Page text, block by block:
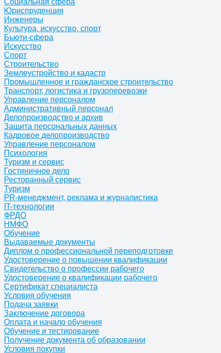
Социальная сфера
Юриспруденция
Инженеры
Культура, искусство, спорт
Бьюти-сфера
Искусство
Спорт
Строительство
Землеустройство и кадастр
Промышленное и гражданское строительство
Транспорт, логистика и грузоперевозки
Управление персоналом
Административный персонал
Делопроизводство и архив
Защита персональных данных
Кадровое делопроизводство
Управление персоналом
Психология
Туризм и сервис
Гостиничное дело
Ресторанный сервис
Туризм
PR-менеджмент, реклама и журналистика
IT-технологии
ФРДО
НМФО
Обучение
Выдаваемые документы
Диплом о профессиональной переподготовке
Удостоверение о повышении квалификации
Свидетельство о профессии рабочего
Удостоверение о квалификации рабочего
Сертификат специалиста
Условия обучения
Подача заявки
Заключение договора
Оплата и начало обучения
Обучение и тестирование
Получение документа об образовании
Условия покупки